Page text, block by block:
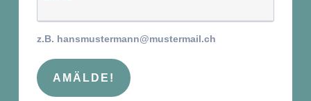
z.B. hansmustermann@mustermail.ch
AMÄLDE!